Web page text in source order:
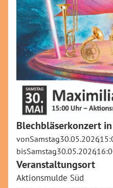
Blechbläserkonzert
vonSamstag,30.05.2026,
bisSamstag,30.05.2026,
Veranstaltungsort
Aktionsmulde Süd